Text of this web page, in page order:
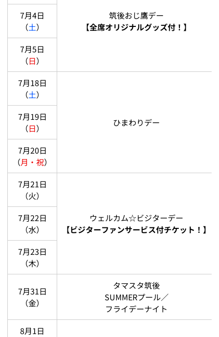
筑後おじ鷹デー
【全席オリジナルグッズ付！】
7月4日
（土）
7月5日
（日）
7月18日
（土）
ひまわりデー
7月19日
（日）
7月20日
（月・祝）
7月21日
（火）
ウェルカム☆ビジターデー
【ビジターファンサービス付チケット！】
7月22日
（水）
7月23日
（木）
7月31日
（金）
タマスタ筑後
SUMMERプール／
フライデーナイト
8月1日